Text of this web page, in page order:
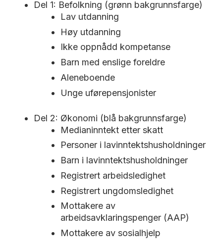
Del 1: Befolkning (grønn bakgrunnsfarge)
Lav utdanning
Høy utdanning
Ikke oppnådd kompetanse
Barn med enslige foreldre
Aleneboende
Unge uførepensjonister
Del 2: Økonomi (blå bakgrunnsfarge)
Medianinntekt etter skatt
Personer i lavinntektshusholdninger
Barn i lavinntektshusholdninger
Registrert arbeidsledighet
Registrert ungdomsledighet
Mottakere av
arbeidsavklaringspenger (AAP)
Mottakere av sosialhjelp